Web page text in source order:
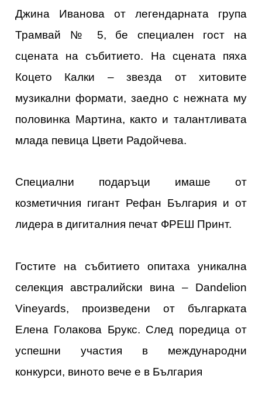
Джина Иванова от легендарната група
Трамвай № 5, бе специален гост на
сцената на събитието. На сцената пяха
Коцето Калки – звезда от хитовите
музикални формати, заедно с нежната му
половинка Мартина, както и талантливата
млада певица Цвети Радойчева.
Специални подаръци имаше от
козметичния гигант Рефан България и от
лидера в дигиталния печат ФРЕШ Принт.
Гостите на събитието опитаха уникална
селекция австралийски вина – Dandelion
Vineyards, произведени от българката
Елена Голакова Брукс. След поредица от
успешни участия в международни
конкурси, виното вече е в България